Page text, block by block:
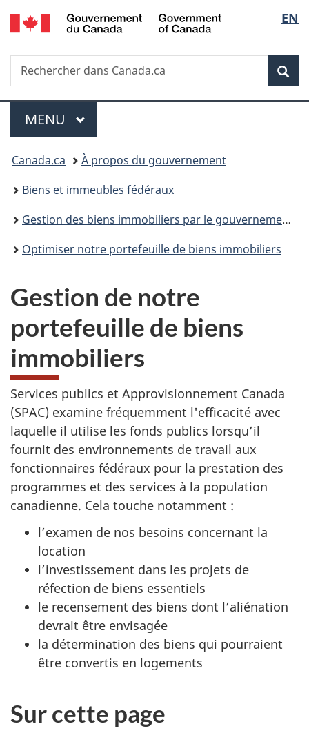
Passer
au
principal
Passer
à
Au
du
Passer
à
version
simplifiée
de
la
EN
Government
Recherche
Rechercher
dans
Menu
MENU PRINCIPAL
Vous
êtes
ici :
Canada.ca
À propos du gouvernement
Biens et immeubles fédéraux
Gestion des biens immobiliers par le gouvernement fédéral
Optimiser notre portefeuille de biens immobiliers
Gestion de notre
portefeuille de biens
immobiliers
Services publics et Approvisionnement Canada
(SPAC) examine fréquemment l'efficacité avec
laquelle il utilise les fonds publics lorsqu’il
fournit des environnements de travail aux
fonctionnaires fédéraux pour la prestation des
programmes et des services à la population
canadienne. Cela touche notamment :
l’examen de nos besoins concernant la
location
l’investissement dans les projets de
réfection de biens essentiels
le recensement des biens dont l’aliénation
devrait être envisagée
la détermination des biens qui pourraient
être convertis en logements
Sur cette page